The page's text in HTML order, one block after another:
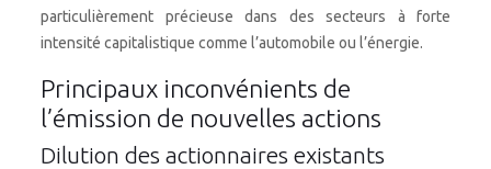
particulièrement précieuse dans des secteurs à forte
intensité capitalistique comme l’automobile ou l’énergie.
Principaux inconvénients de
l’émission de nouvelles actions
Dilution des actionnaires existants